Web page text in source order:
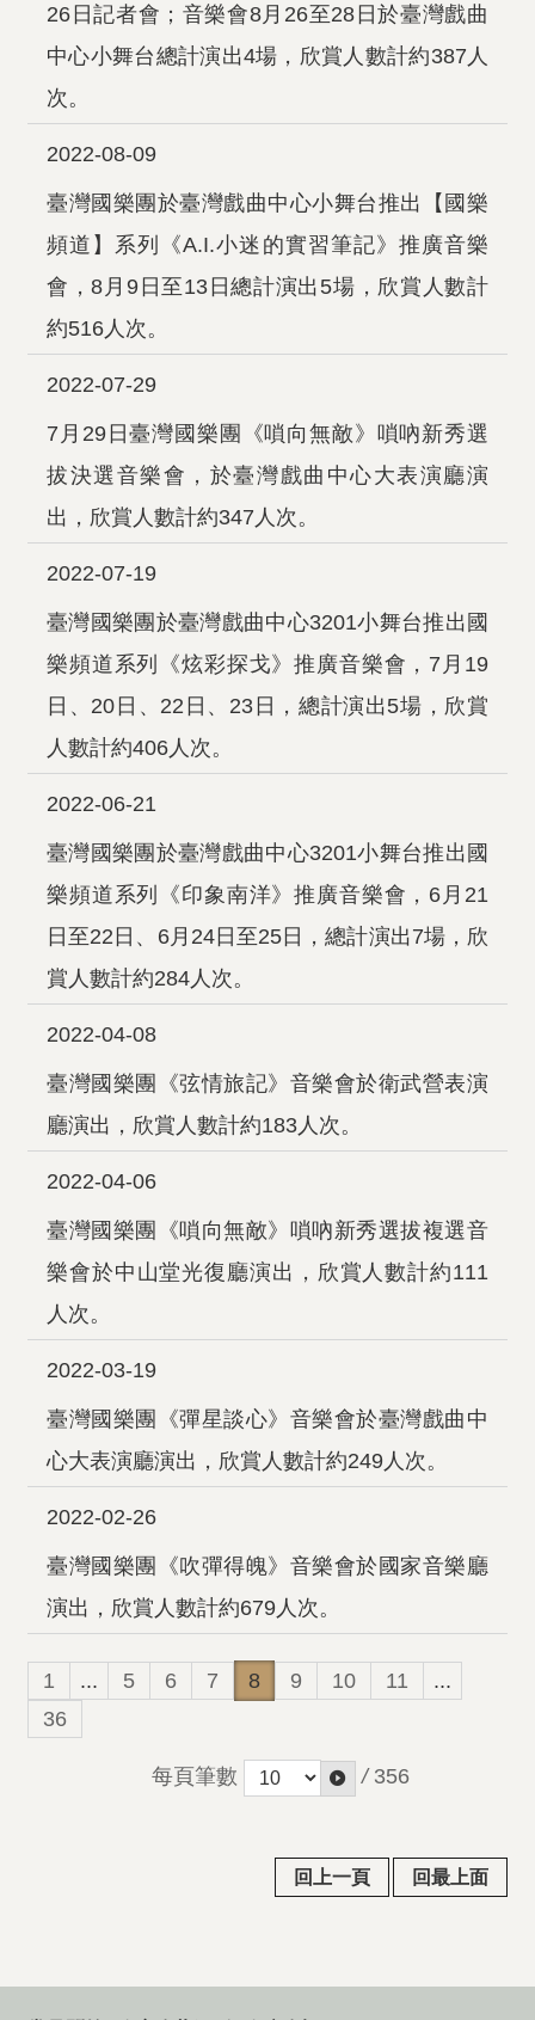
26日記者會；音樂會8月26至28日於臺灣戲曲
中心小舞台總計演出4場，欣賞人數計約387人
次。
2022-08-09
臺灣國樂團於臺灣戲曲中心小舞台推出【國樂
頻道】系列《A.I.小迷的實習筆記》推廣音樂
會，8月9日至13日總計演出5場，欣賞人數計
約516人次。
2022-07-29
7月29日臺灣國樂團《嗩向無敵》嗩吶新秀選
拔決選音樂會，於臺灣戲曲中心大表演廳演
出，欣賞人數計約347人次。
2022-07-19
臺灣國樂團於臺灣戲曲中心3201小舞台推出國
樂頻道系列《炫彩探戈》推廣音樂會，7月19
日、20日、22日、23日，總計演出5場，欣賞
人數計約406人次。
2022-06-21
臺灣國樂團於臺灣戲曲中心3201小舞台推出國
樂頻道系列《印象南洋》推廣音樂會，6月21
日至22日、6月24日至25日，總計演出7場，欣
賞人數計約284人次。
2022-04-08
臺灣國樂團《弦情旅記》音樂會於衛武營表演
廳演出，欣賞人數計約183人次。
2022-04-06
臺灣國樂團《嗩向無敵》嗩吶新秀選拔複選音
樂會於中山堂光復廳演出，欣賞人數計約111
人次。
2022-03-19
臺灣國樂團《彈星談心》音樂會於臺灣戲曲中
心大表演廳演出，欣賞人數計約249人次。
2022-02-26
臺灣國樂團《吹彈得魄》音樂會於國家音樂廳
演出，欣賞人數計約679人次。
1 ... 5 6 7 8 9 10 11
...
36
每頁筆數 / 356
回上一頁 回最上面